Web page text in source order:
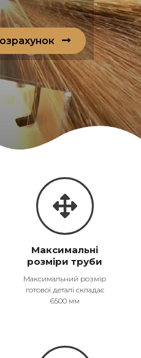
Максимальні
розміри труби
Максимальний розмір
готової деталі складає
6500 мм